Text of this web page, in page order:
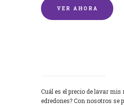
VER AHORA
Cuál es el precio de lavar
edredones? Con nosotros se